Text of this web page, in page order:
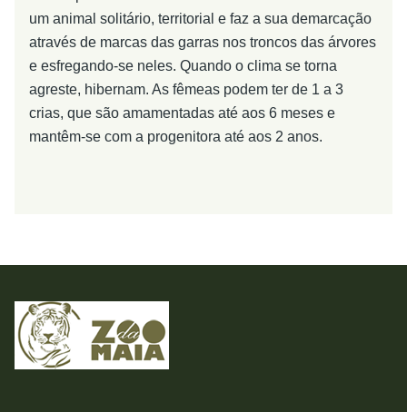
um animal solitário, territorial e faz a sua demarcação
através de marcas das garras nos troncos das árvores
e esfregando-se neles. Quando o clima se torna
agreste, hibernam. As fêmeas podem ter de 1 a 3
crias, que são amamentadas até aos 6 meses e
mantêm-se com a progenitora até aos 2 anos.